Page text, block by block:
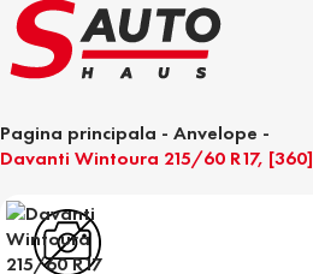
Pagina principala - Anvelope -
Davanti Wintoura 215/60 R17, [360]